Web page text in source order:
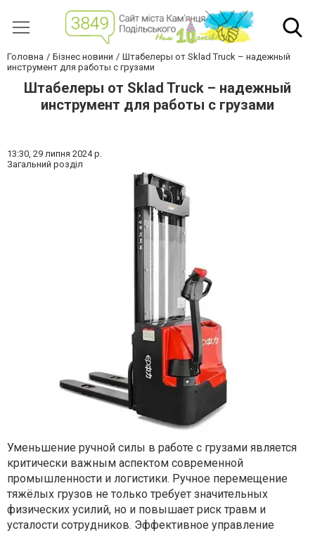
Головна Бізнес новини
Штабелеры от Sklad Truck – надежный
инструмент для работы с грузами
Штабелеры от Sklad Truck – надежный
инструмент для работы с грузами
13:30, 29 липня 2024 р.
Загальний розділ
Уменьшение ручной силы в работе с грузами является
критически важным аспектом современной
промышленности и логистики. Ручное перемещение
тяжёлых грузов не только требует значительных
физических усилий, но и повышает риск травм и
усталости сотрудников. Эффективное управление